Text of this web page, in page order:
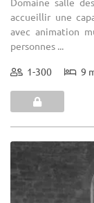
accueillir une
avec animation
personnes ...
1-300 9